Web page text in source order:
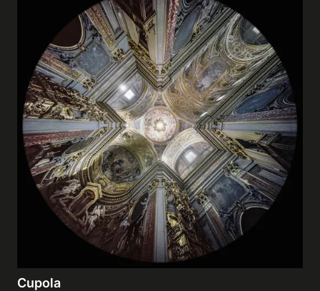
Cupola